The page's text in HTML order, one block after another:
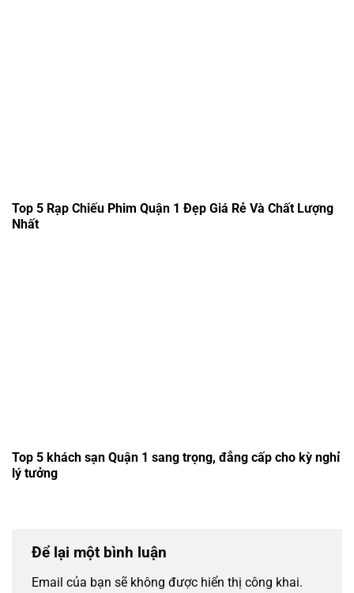
Top 5 Rạp Chiếu Phim Quận 1 Đẹp Giá Rẻ Và Chất Lượng
Nhất
Top 5 khách sạn Quận 1 sang trọng, đẳng cấp cho kỳ nghỉ
lý tưởng
Để lại một bình luận
Email của bạn sẽ không được hiển thị công khai.